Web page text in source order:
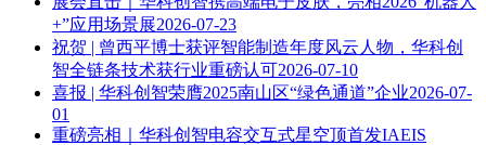
+”应用场景展2026-07-23
祝贺 | 曾西平博士获评智能制造年度风云人物，华科创
智全链条技术获行业重磅认可2026-07-10
喜报 | 华科创智荣膺2025南山区“绿色通道”企业2026-07-
01
重磅亮相｜华科创智电容交互式星空顶首发IAEIS